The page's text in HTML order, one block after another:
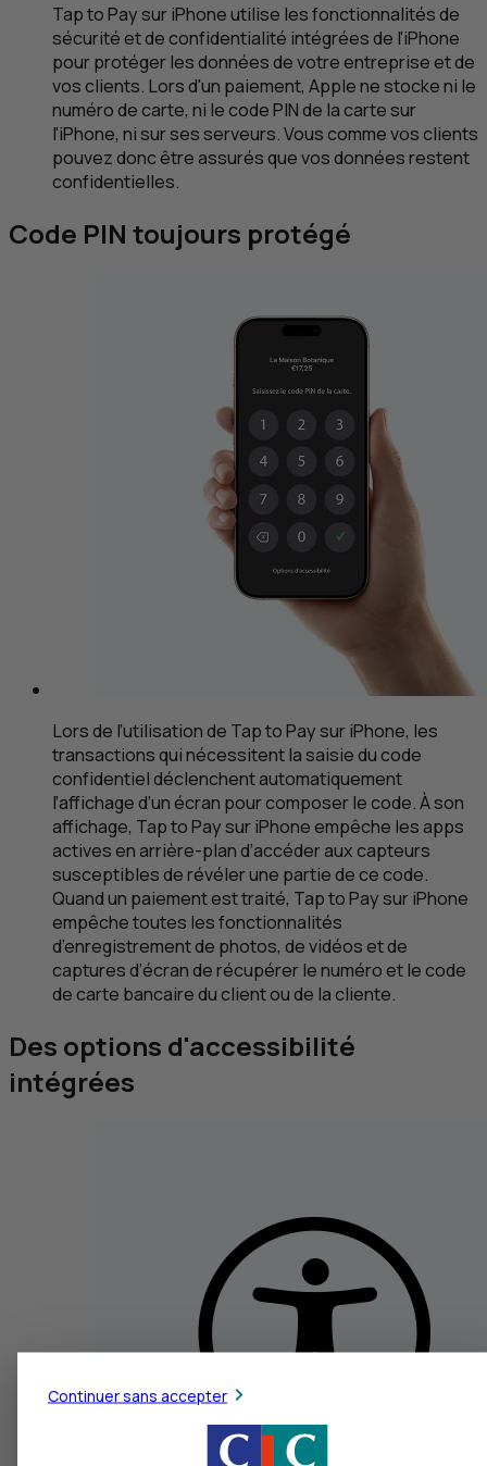
Tap to Paysur iPhone utilise les fonctionnalités de
sécurité et de confidentialité intégrées de l'iPhone
pour protéger les données de votre entreprise et de
vos clients. Lors d'un paiement, Apple ne stocke ni le
numéro de carte, ni le code PIN de la carte sur
l'iPhone, ni sur ses serveurs. Vous comme vos clients
pouvez donc être assurés que vos données restent
confidentielles.
Code PIN toujours protégé
Lors de l’utilisation de Tap to Paysur iPhone, les
transactions qui nécessitent la saisie du code
confidentiel déclenchent automatiquement
l’affichage d’un écran pour composer le code. À son
affichage, Tap to Paysur iPhone empêche les apps
actives en arrière-plan d’accéder aux capteurs
susceptibles de révéler une partie de ce code.
Quand un paiement est traité, Tap to Paysur iPhone
empêche toutes les fonctionnalités
d’enregistrement de photos, de vidéos et de
captures d’écran de récupérer le numéro et le code
de carte bancaire du client ou de la cliente.
Des options d'accessibilité
intégrées
Continuer sans accepter